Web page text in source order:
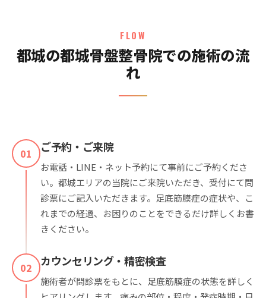
FLOW
都城の都城骨盤整骨院での施術の流
れ
01 ご予約・ご来院
お電話・LINE・ネット予約にて事前にご予約くださ
い。都城エリアの当院にご来院いただき、受付にて問
診票にご記入いただきます。足底筋膜症の症状や、こ
れまでの経過、お困りのことをできるだけ詳しくお書
きください。
02 カウンセリング・精密検査
施術者が問診票をもとに、足底筋膜症の状態を詳しく